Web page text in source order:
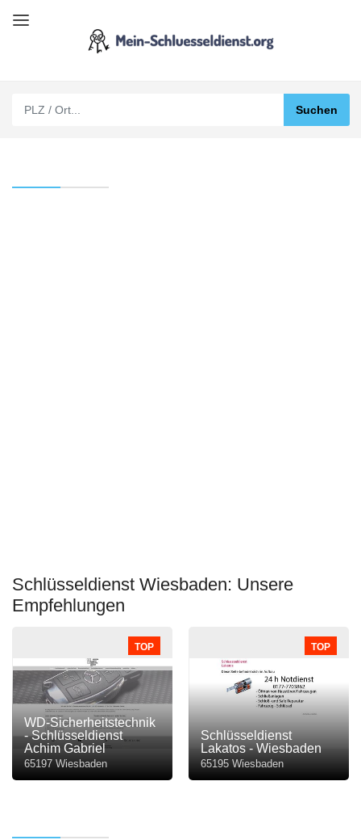
Schlüsseldienst Wiesbaden: Unsere
Empfehlungen
TOP
WD-Sicherheitstechnik
- Schlüsseldienst
Achim Gabriel
65197 Wiesbaden
TOP
Schlüsseldienst
Lakatos - Wiesbaden
65195 Wiesbaden